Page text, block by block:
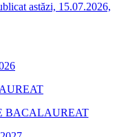
astăzi, 15.07.2026,